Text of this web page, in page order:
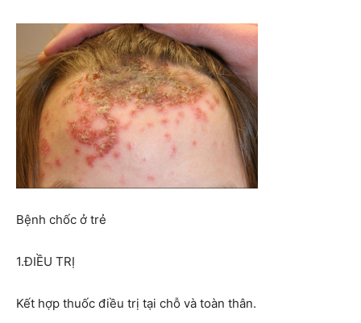
Bệnh chốc ở trẻ
1.ĐIỀU TRỊ
Kết hợp thuốc điều trị tại chỗ và toàn thân.